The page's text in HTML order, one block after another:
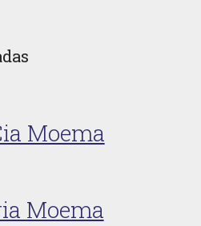
Moema
Moema